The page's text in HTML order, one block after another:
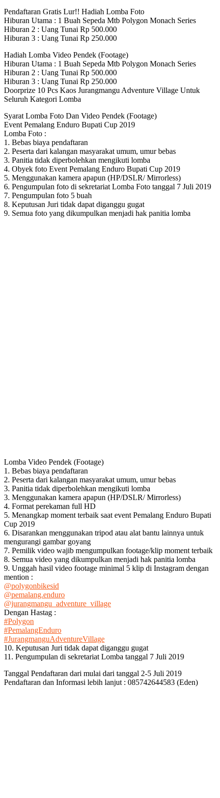
Pendaftaran Gratis Lur!! Hadiah Lomba Foto
Hiburan Utama : 1 Buah Sepeda Mtb Polygon Monach Series
Hiburan 2 : Uang Tunai Rp 500.000
Hiburan 3 : Uang Tunai Rp 250.000
Hadiah Lomba Video Pendek (Footage)
Hiburan Utama : 1 Buah Sepeda Mtb Polygon Monach Series
Hiburan 2 : Uang Tunai Rp 500.000
Hiburan 3 : Uang Tunai Rp 250.000
Doorprize 10 Pcs Kaos Jurangmangu Adventure Village Untuk
Seluruh Kategori Lomba
Syarat Lomba Foto Dan Video Pendek (Footage)
Event Pemalang Enduro Bupati Cup 2019
Lomba Foto :
1. Bebas biaya pendaftaran
2. Peserta dari kalangan masyarakat umum, umur bebas
3. Panitia tidak diperbolehkan mengikuti lomba
4. Obyek foto Event Pemalang Enduro Bupati Cup 2019
5. Menggunakan kamera apapun (HP/DSLR/ Mirrorless)
6. Pengumpulan foto di sekretariat Lomba Foto tanggal 7 Juli 2019
7. Pengumpulan foto 5 buah
8. Keputusan Juri tidak dapat diganggu gugat
9. Semua foto yang dikumpulkan menjadi hak panitia lomba
Lomba Video Pendek (Footage)
1. Bebas biaya pendaftaran
2. Peserta dari kalangan masyarakat umum, umur bebas
3. Panitia tidak diperbolehkan mengikuti lomba
3. Menggunakan kamera apapun (HP/DSLR/ Mirrorless)
4. Format perekaman full HD
5. Menangkap moment terbaik saat event Pemalang Enduro Bupati
Cup 2019
6. Disarankan menggunakan tripod atau alat bantu lainnya untuk
mengurangi gambar goyang
7. Pemilik video wajib mengumpulkan footage/klip moment terbaik
8. Semua video yang dikumpulkan menjadi hak panitia lomba
9. Unggah hasil video footage minimal 5 klip di Instagram dengan
mention :
@polygonbikesid
@pemalang.enduro
@jurangmangu_adventure_village
Dengan Hastag :
#Polygon
#PemalangEnduro
#JurangmanguAdventureVillage
10. Keputusan Juri tidak dapat diganggu gugat
11. Pengumpulan di sekretariat Lomba tanggal 7 Juli 2019
Tanggal Pendaftaran dari mulai dari tanggal 2-5 Juli 2019
Pendaftaran dan Informasi lebih lanjut : 085742644583 (Eden)